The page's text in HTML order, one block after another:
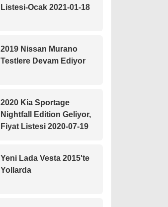
Listesi-Ocak 2021-01-18
2019 Nissan Murano
Testlere Devam Ediyor
2020 Kia Sportage
Nightfall Edition Geliyor,
Fiyat Listesi 2020-07-19
Yeni Lada Vesta 2015'te
Yollarda